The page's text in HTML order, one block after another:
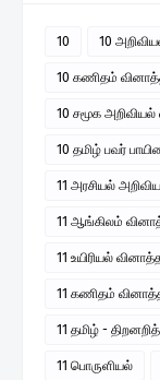
10 10
10 கணிதம்
10 சமூக
10 தமிழ் பவர்
11 அரசியல்
11 ஆங்கிலம்
11 உயிரியல்
11 கணிதம்
11 தமிழ் -
11 பொருளியல்